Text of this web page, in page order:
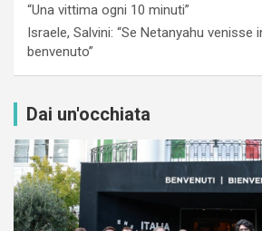
“Una vittima ogni 10 minuti”
Israele, Salvini: “Se Netanyahu venisse
benvenuto”
Dai un'occhiata